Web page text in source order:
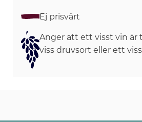
Ej prisvärt
Anger att ett visst vin är
viss druvsort eller ett